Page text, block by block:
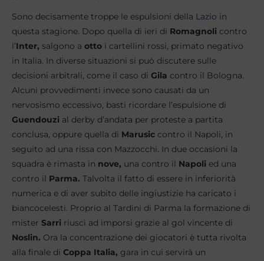
Sono decisamente troppe le espulsioni della Lazio in
questa stagione. Dopo quella di ieri di Romagnoli contro
l’Inter, salgono a otto i cartellini rossi, primato negativo
in Italia. In diverse situazioni si può discutere sulle
decisioni arbitrali, come il caso di Gila contro il Bologna.
Alcuni provvedimenti invece sono causati da un
nervosismo eccessivo, basti ricordare l’espulsione di
Guendouzi al derby d’andata per proteste a partita
conclusa, oppure quella di Marusic contro il Napoli, in
seguito ad una rissa con Mazzocchi. In due occasioni la
squadra è rimasta in nove, una contro il Napoli ed una
contro il Parma. Talvolta il fatto di essere in inferiorità
numerica e di aver subito delle ingiustizie ha caricato i
biancocelesti. Proprio al Tardini di Parma la formazione di
mister Sarri riuscì ad imporsi grazie al gol vincente di
Noslin. Ora la concentrazione dei giocatori è tutta rivolta
alla finale di Coppa Italia, gara in cui servirà un